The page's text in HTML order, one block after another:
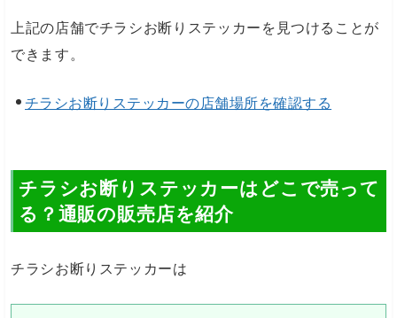
上記の店舗でチラシお断りステッカーを見つけることが
できます。
チラシお断りステッカーの店舗場所を確認する
チラシお断りステッカーはどこで売って
る？通販の販売店を紹介
チラシお断りステッカーは